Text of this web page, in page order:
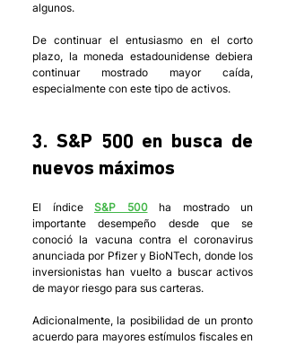
algunos.
De continuar el entusiasmo en el corto
plazo, la moneda estadounidense debiera
continuar mostrado mayor caída,
especialmente con este tipo de activos.
3. S&P 500 en busca de
nuevos máximos
El índice S&P 500 ha mostrado un
importante desempeño desde que se
conoció la vacuna contra el coronavirus
anunciada por Pfizer y BioNTech, donde los
inversionistas han vuelto a buscar activos
de mayor riesgo para sus carteras.
Adicionalmente, la posibilidad de un pronto
acuerdo para mayores estímulos fiscales en